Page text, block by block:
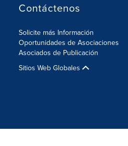
Contáctenos
Solicite más Información
Oportunidades de Asociaciones
Asociados de Publicación
Sitios Web Globales